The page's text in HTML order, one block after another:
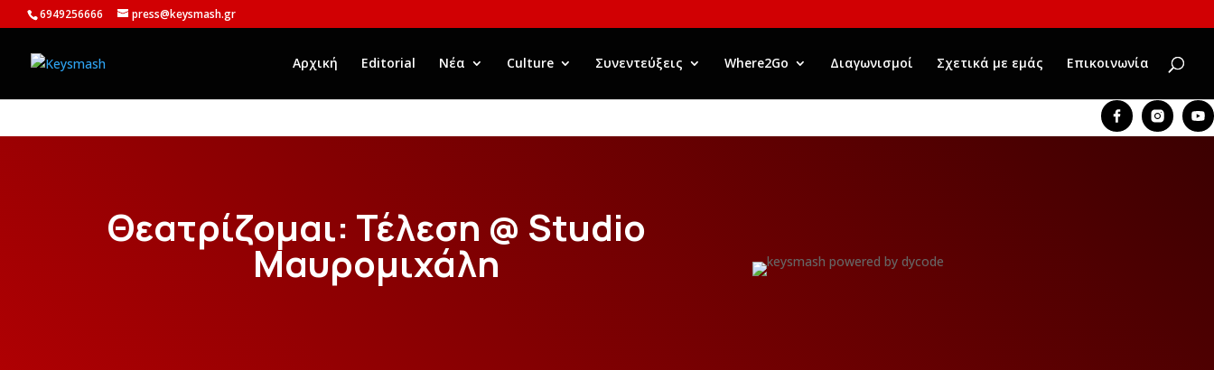
6949256666 press@keysmash.gr
Αρχική Editorial Νέα Culture Συνεντεύξεις Where2Go Διαγωνισμοί Σχετικά με εμάς Επικοινωνία
Θεατρίζομαι: Τέλεση @ Studio
Μαυρομιχάλη